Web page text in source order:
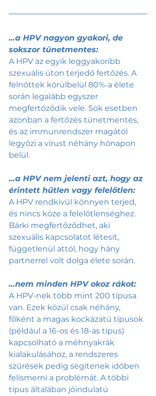
…a HPV nagyon gyakori, de
sokszor tünetmentes:
A HPV az egyik leggyakoribb
szexuális úton terjedő fertőzés. A
felnőttek körülbelül 80%-a élete
során legalább egyszer
megfertőződik vele. Sok esetben
azonban a fertőzés tünetmentes,
és az immunrendszer magától
legyőzi a vírust néhány hónapon
belül.
…a HPV nem jelenti azt, hogy az
érintett hűtlen vagy felelőtlen:
A HPV rendkívül könnyen terjed,
és nincs köze a felelőtlenséghez.
Bárki megfertőződhet, aki
szexuális kapcsolatot létesít,
függetlenül attól, hogy hány
partnerrel volt dolga élete során.
…nem minden HPV okoz rákot:
A HPV-nek több mint 200 típusa
van. Ezek közül csak néhány,
főként a magas kockázatú típusok
(például a 16-os és 18-as típus)
kapcsolható a méhnyakrák
kialakulásához, a rendszeres
szűrések pedig segítenek időben
felismerni a problémát. A többi
típus általában jóindulatú